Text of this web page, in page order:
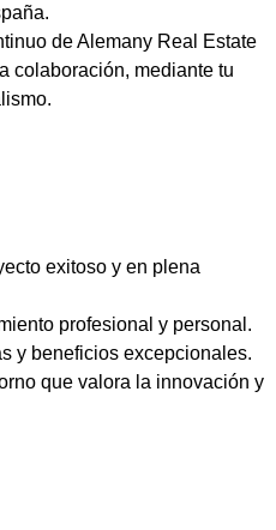
de Alemany Real Estate
colaboración, mediante tu
exitoso y en plena
profesional y personal.
y beneficios excepcionales.
que valora la innovación y